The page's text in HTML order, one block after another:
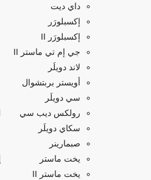
داي ديت
إكسبلورَر
إكسبلورَر II
جي إم تي ماستر II
لاند دويلَر
أويستر بربتشوال
سي دويلَر
رولكس ديب سي
سكاي دويلَر
صبمارينر
يخت ماستر
يخت ماستر II